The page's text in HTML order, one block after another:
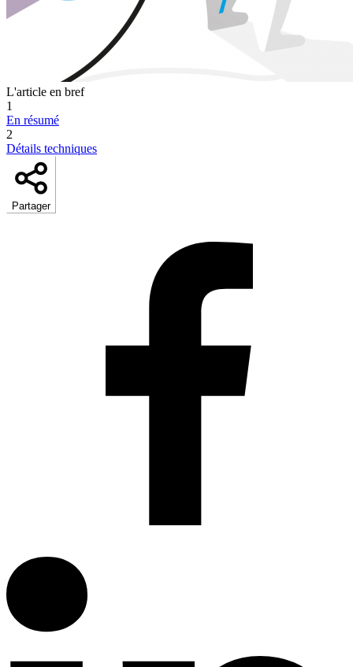
L'article en bref
1
En résumé
2
Détails techniques
Partager